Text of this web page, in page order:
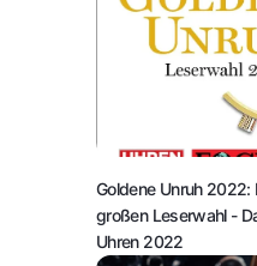
Goldene Unruh 2022:
großen Leserwahl -
Uhren 2022